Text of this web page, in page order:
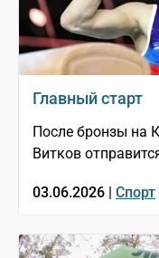
Главный старт
После бронзы на
Витков
03.06.2026 | Спорт